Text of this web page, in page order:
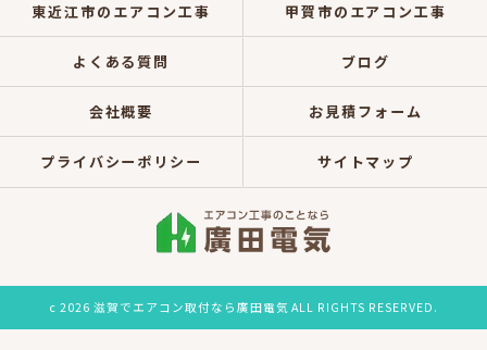
東近江市のエアコン工事 甲賀市のエアコン工事
よくある質問 ブログ
会社概要 お見積フォーム
プライバシーポリシー サイトマップ
c 2026 滋賀でエアコン取付なら廣田電気 ALL RIGHTS RESERVED.